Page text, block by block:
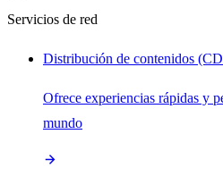
Servicios de red
Distribución de contenidos
Ofrece experiencias rápidas y
mundo